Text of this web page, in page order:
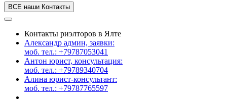
ВСЕ наши Контакты
Контакты риэлторов в Ялте
Александр админ, заявки:
моб. тел.: +79787053041
Антон юрист, консультация:
моб. тел.: +79789340704
Алина юрист-консультант:
моб. тел.: +79787765597